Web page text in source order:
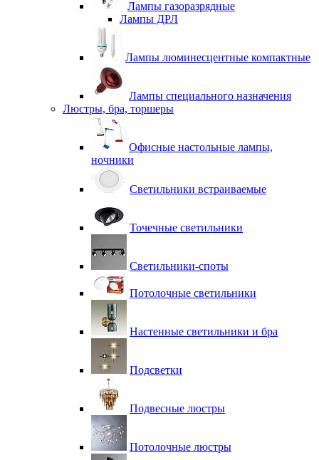
Лампы газоразрядные
Лампы ДРЛ
Лампы люминесцентные компактные
Лампы специального назначения
Люстры, бра, торшеры
Офисные настольные лампы,
ночники
Светильники встраиваемые
Точечные светильники
Светильники-споты
Потолочные светильники
Настенные светильники и бра
Подсветки
Подвесные люстры
Потолочные люстры